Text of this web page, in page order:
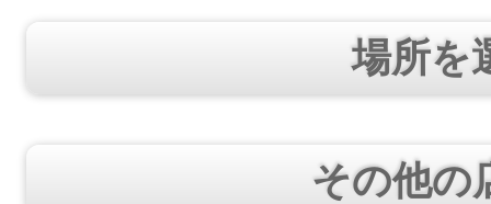
場所を
その他の